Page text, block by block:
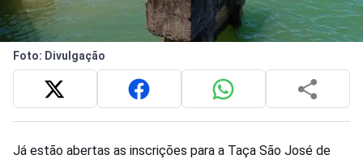
Foto: Divulgação
Já estão abertas as inscrições para a Taça São José de